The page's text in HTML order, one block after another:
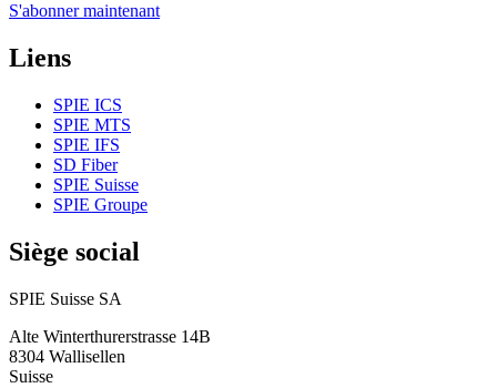
S'abonner maintenant
Liens
SPIE ICS
SPIE MTS
SPIE IFS
SD Fiber
SPIE Suisse
SPIE Groupe
Siège social
SPIE Suisse SA
Alte Winterthurerstrasse 14B
8304 Wallisellen
Suisse